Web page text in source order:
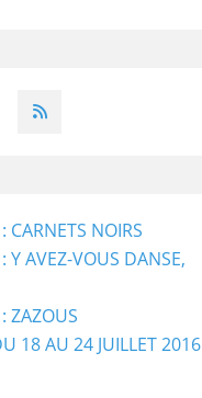
NOIRS
AVEZ-VOUS DANSE,
ZAZOUS
18 AU 24 JUILLET 2016